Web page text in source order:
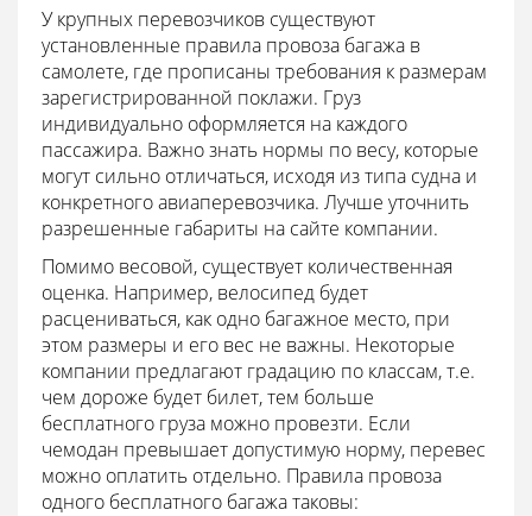
У крупных перевозчиков существуют
установленные правила провоза багажа в
самолете, где прописаны требования к размерам
зарегистрированной поклажи. Груз
индивидуально оформляется на каждого
пассажира. Важно знать нормы по весу, которые
могут сильно отличаться, исходя из типа судна и
конкретного авиаперевозчика. Лучше уточнить
разрешенные габариты на сайте компании.
Помимо весовой, существует количественная
оценка. Например, велосипед будет
расцениваться, как одно багажное место, при
этом размеры и его вес не важны. Некоторые
компании предлагают градацию по классам, т.е.
чем дороже будет билет, тем больше
бесплатного груза можно провезти. Если
чемодан превышает допустимую норму, перевес
можно оплатить отдельно. Правила провоза
одного бесплатного багажа таковы: